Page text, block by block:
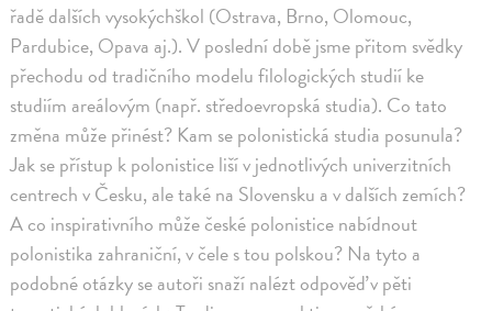
řadě dalších vysokýchškol (Ostrava, Brno, Olomouc,
Pardubice, Opava aj.). V poslední době jsme přitom svědky
přechodu od tradičního modelu filologických studií ke
studiím areálovým (např. středoevropská studia). Co tato
změna může přinést? Kam se polonistická studia posunula?
Jak se přístup k polonistice liší v jednotlivých univerzitních
centrech v Česku, ale také na Slovensku a v dalších zemích?
A co inspirativního může české polonistice nabídnout
polonistika zahraniční, v čele s tou polskou? Na tyto a
podobné otázky se autoři snaží nalézt odpověď v pěti